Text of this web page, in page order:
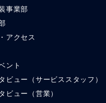
事業部
アクセス
ント
ビュー（サービススタッフ）
ビュー（営業）